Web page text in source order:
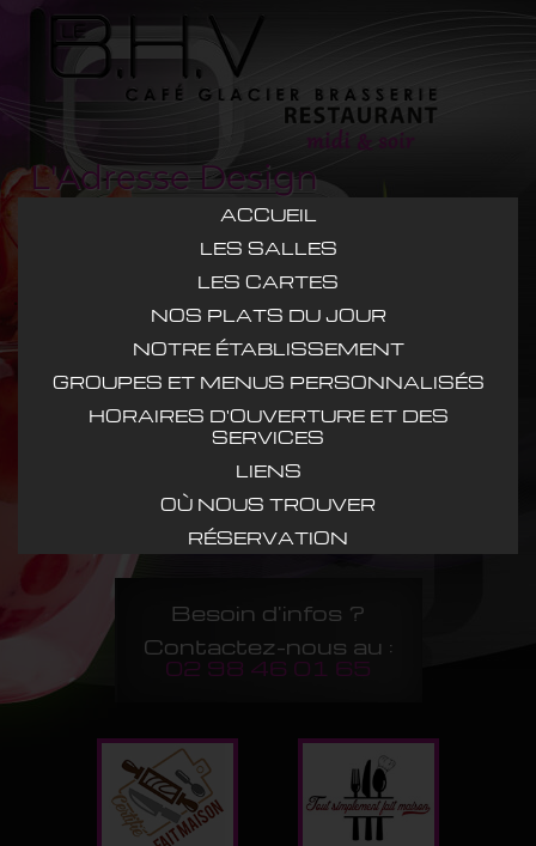
L'Adresse Design
ACCUEIL
LES SALLES
LES CARTES
NOS PLATS DU JOUR
NOTRE ÉTABLISSEMENT
GROUPES ET MENUS PERSONNALISÉS
HORAIRES D'OUVERTURE ET DES
SERVICES
LIENS
OÙ NOUS TROUVER
RÉSERVATION
Besoin d'infos ?
Contactez-nous au :
02 98 46 01 65